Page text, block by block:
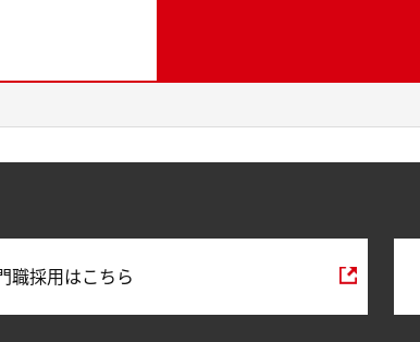
職採用はこちら